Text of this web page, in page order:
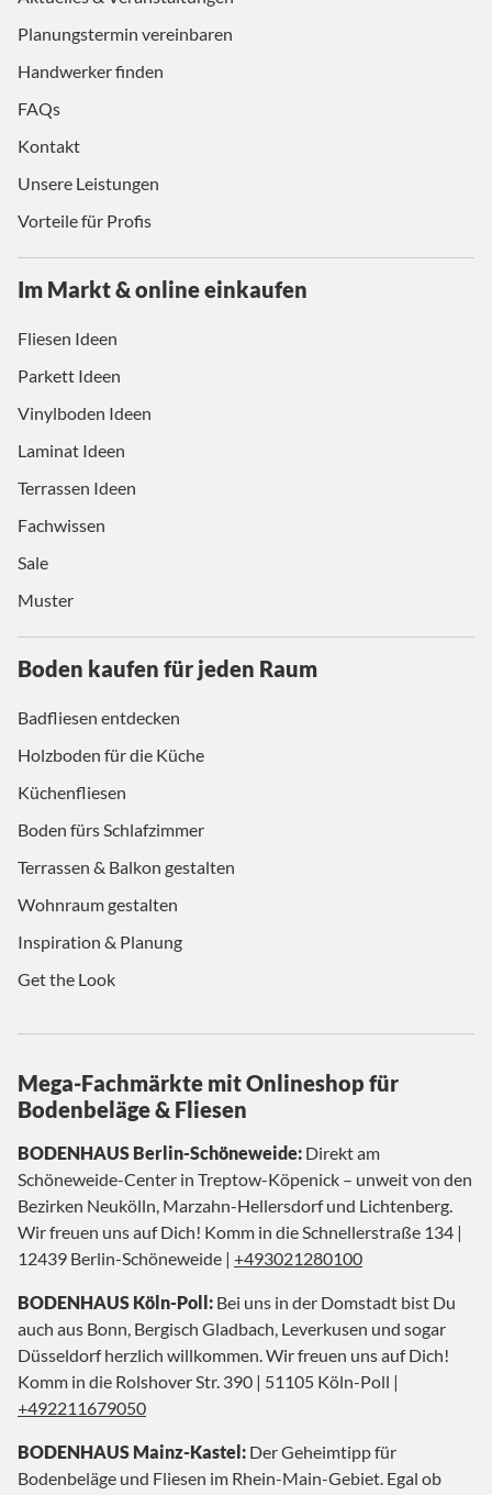
Planungstermin vereinbaren
Handwerker finden
FAQs
Kontakt
Unsere Leistungen
Vorteile für Profis
Im Markt & online einkaufen
Fliesen Ideen
Parkett Ideen
Vinylboden Ideen
Laminat Ideen
Terrassen Ideen
Fachwissen
Sale
Muster
Boden kaufen für jeden Raum
Badfliesen entdecken
Holzboden für die Küche
Küchenfliesen
Boden fürs Schlafzimmer
Terrassen & Balkon gestalten
Wohnraum gestalten
Inspiration & Planung
Get the Look
Mega-Fachmärkte mit Onlineshop für
Bodenbeläge & Fliesen
BODENHAUS Berlin-Schöneweide: Direkt am
Schöneweide-Center in Treptow-Köpenick – unweit von den
Bezirken Neukölln, Marzahn-Hellersdorf und Lichtenberg.
Wir freuen uns auf Dich! Komm in die Schnellerstraße 134 |
12439 Berlin-Schöneweide | +493021280100
BODENHAUS Köln-Poll: Bei uns in der Domstadt bist Du
auch aus Bonn, Bergisch Gladbach, Leverkusen und sogar
Düsseldorf herzlich willkommen. Wir freuen uns auf Dich!
Komm in die Rolshover Str. 390 | 51105 Köln-Poll |
+492211679050
BODENHAUS Mainz-Kastel: Der Geheimtipp für
Bodenbeläge und Fliesen im Rhein-Main-Gebiet. Egal ob